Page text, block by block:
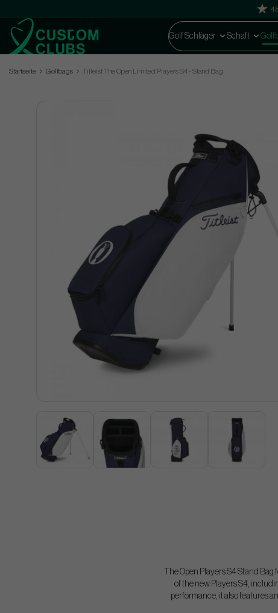
Golf Schläger Schaft
Startseite Golfbags Titleist The Open Limited Players S4 - Stand Bag
The Open Players S4 Stand
of the new Players S4,
performance, it also features